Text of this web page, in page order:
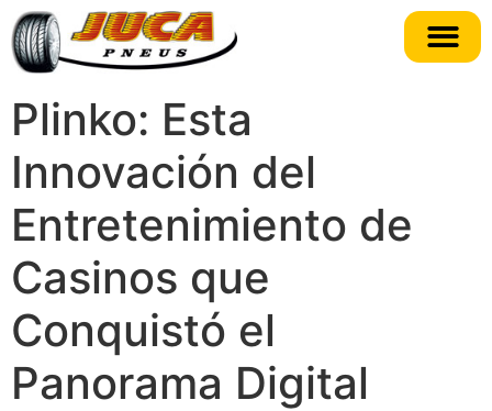
Plinko: Esta
Innovación del
Entretenimiento de
Casinos que
Conquistó el
Panorama Digital